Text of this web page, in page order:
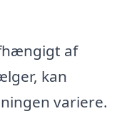
af
kan
variere.